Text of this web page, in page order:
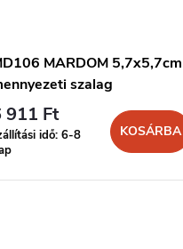
MARDOM 5,7x5,7cm
szalag
911 Ft
idő: 6-8
KOSÁRBA